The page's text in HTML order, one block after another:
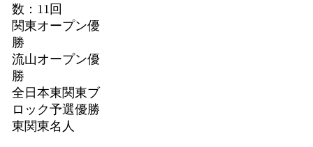
数：11回
関東オープン優
勝
流山オープン優
勝
全日本東関東ブ
ロック予選優勝
東関東名人